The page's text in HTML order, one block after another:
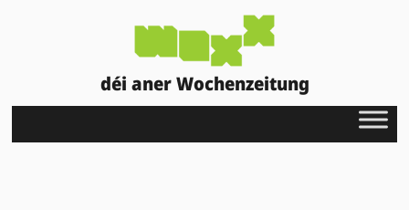
déi aner Wochenzeitung